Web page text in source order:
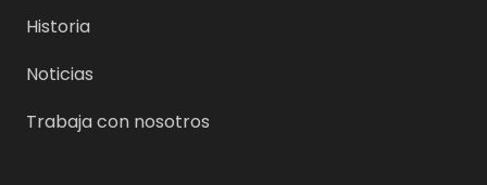
Historia
Noticias
Trabaja con nosotros